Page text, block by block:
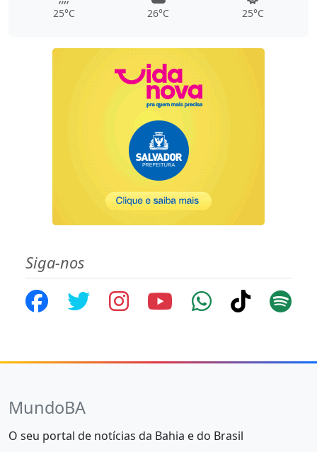
25°C 26°C 25°C
Siga-nos
MundoBA
O seu portal de notícias da Bahia e do Brasil